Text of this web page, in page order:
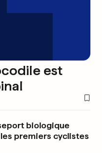
est
biologique
premiers cyclistes